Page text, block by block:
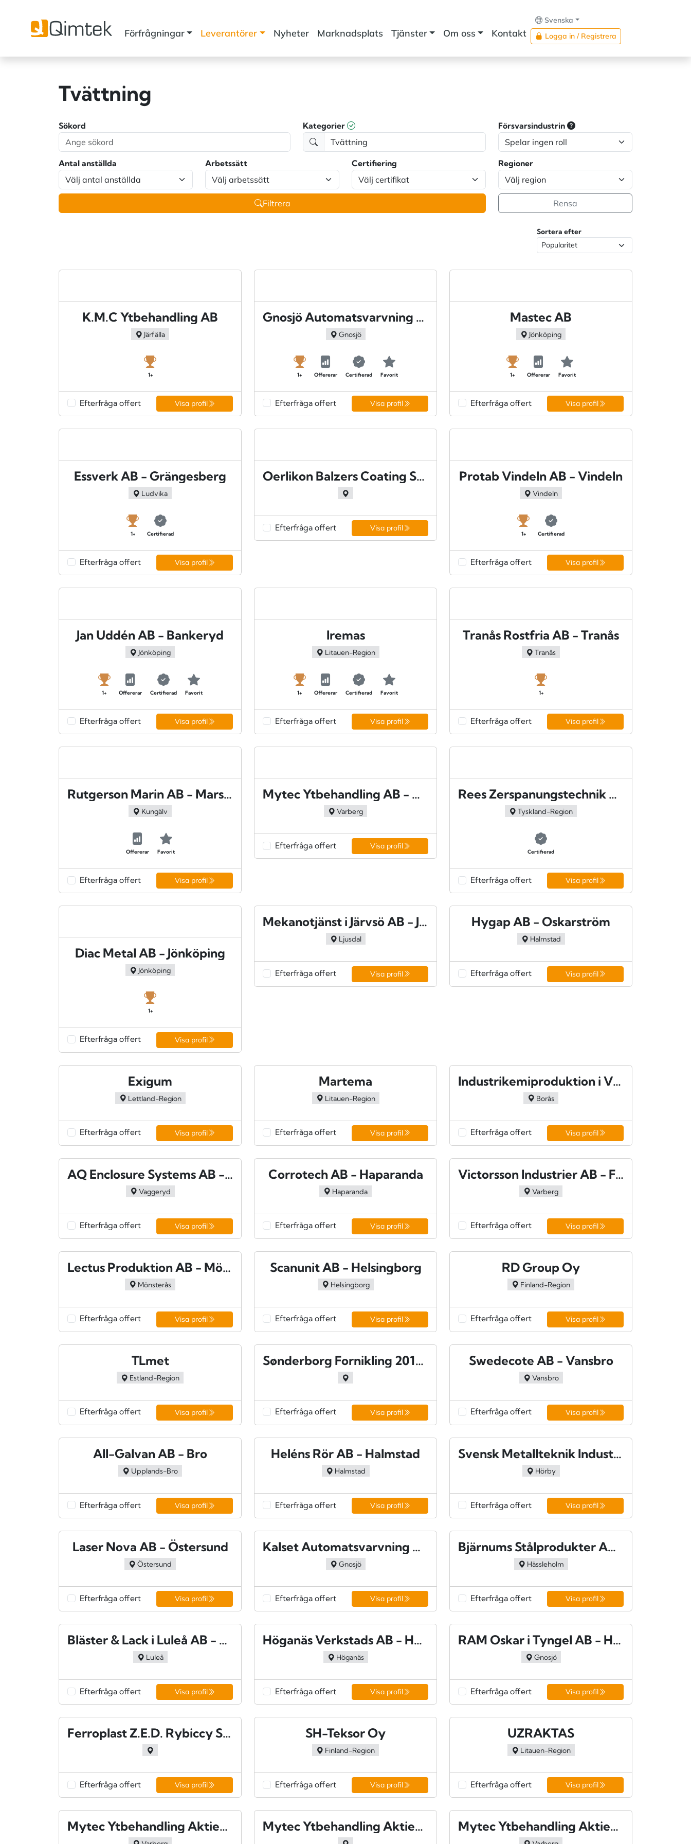
Förfrågningar Leverantörer Nyheter Marknadsplats Tjänster Om oss Kontakt
Svenska
Logga in / Registrera
Tvättning
Sökord Kategorier Försvarsindustrin
Antal anställda Arbetssätt Certifiering Regioner
Filtrera Rensa
Sortera efter
K.M.C Ytbehandling AB
Järfälla
1+
Efterfråga offert Visa profil
Gnosjö Automatsvarvning AB - Gnosjö
Gnosjö
1+ Offererar Certifierad Favorit
Efterfråga offert Visa profil
Mastec AB
Jönköping
1+ Offererar Favorit
Efterfråga offert Visa profil
Essverk AB - Grängesberg
Ludvika
1+ Certifierad
Efterfråga offert Visa profil
Oerlikon Balzers Coating Sweden AB - Stockholm
Efterfråga offert Visa profil
Protab Vindeln AB - Vindeln
Vindeln
1+ Certifierad
Efterfråga offert Visa profil
Jan Uddén AB - Bankeryd
Jönköping
1+ Offererar Certifierad Favorit
Efterfråga offert Visa profil
Iremas
Litauen-Region
1+ Offererar Certifierad Favorit
Efterfråga offert Visa profil
Tranås Rostfria AB - Tranås
Tranås
1+
Efterfråga offert Visa profil
Rutgerson Marin AB - Marstrand
Kungälv
Offererar Favorit
Efterfråga offert Visa profil
Mytec Ytbehandling AB - Varberg
Varberg
Efterfråga offert Visa profil
Rees Zerspanungstechnik GmbH
Tyskland-Region
Certifierad
Efterfråga offert Visa profil
Diac Metal AB - Jönköping
Jönköping
1+
Efterfråga offert Visa profil
Mekanotjänst i Järvsö AB - Järvsö
Ljusdal
Efterfråga offert Visa profil
Hygap AB - Oskarström
Halmstad
Efterfråga offert Visa profil
Exigum
Lettland-Region
Efterfråga offert Visa profil
Martema
Litauen-Region
Efterfråga offert Visa profil
Industrikemiproduktion i Viared AB - Borås
Borås
Efterfråga offert Visa profil
AQ Enclosure Systems AB - Vaggeryd
Vaggeryd
Efterfråga offert Visa profil
Corrotech AB - Haparanda
Haparanda
Efterfråga offert Visa profil
Victorsson Industrier AB - Frillesås
Varberg
Efterfråga offert Visa profil
Lectus Produktion AB - Mönsterås
Mönsterås
Efterfråga offert Visa profil
Scanunit AB - Helsingborg
Helsingborg
Efterfråga offert Visa profil
RD Group Oy
Finland-Region
Efterfråga offert Visa profil
TLmet
Estland-Region
Efterfråga offert Visa profil
Sønderborg Fornikling 2011 A/S - Sønderborg
Efterfråga offert Visa profil
Swedecote AB - Vansbro
Vansbro
Efterfråga offert Visa profil
All-Galvan AB - Bro
Upplands-Bro
Efterfråga offert Visa profil
Heléns Rör AB - Halmstad
Halmstad
Efterfråga offert Visa profil
Svensk Metallteknik Industri i Höör AB - Höör
Hörby
Efterfråga offert Visa profil
Laser Nova AB - Östersund
Östersund
Efterfråga offert Visa profil
Kalset Automatsvarvning AB - Gnosjö
Gnosjö
Efterfråga offert Visa profil
Bjärnums Stålprodukter AB - Bjärnum
Hässleholm
Efterfråga offert Visa profil
Bläster & Lack i Luleå AB - Luleå
Luleå
Efterfråga offert Visa profil
Höganäs Verkstads AB - Höganäs
Höganäs
Efterfråga offert Visa profil
RAM Oskar i Tyngel AB - Hillerstorp
Gnosjö
Efterfråga offert Visa profil
Ferroplast Z.E.D. Rybiccy Sp. J.
Efterfråga offert Visa profil
SH-Teksor Oy
Finland-Region
Efterfråga offert Visa profil
UZRAKTAS
Litauen-Region
Efterfråga offert Visa profil
Mytec Ytbehandling Aktiebolag - Varberg Mytec Ytbehandling Aktiebolag - Askim Mytec Ytbehandling Aktiebolag - Varberg